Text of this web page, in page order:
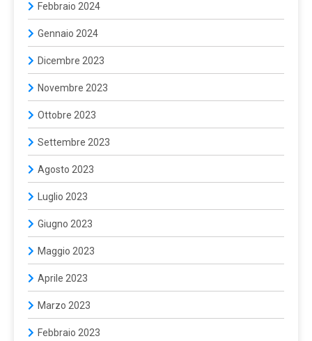
Febbraio 2024
Gennaio 2024
Dicembre 2023
Novembre 2023
Ottobre 2023
Settembre 2023
Agosto 2023
Luglio 2023
Giugno 2023
Maggio 2023
Aprile 2023
Marzo 2023
Febbraio 2023